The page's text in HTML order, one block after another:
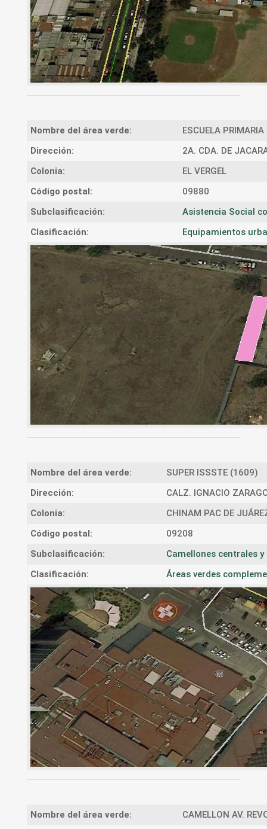
Nombre del área verde:
ESCUELA
Dirección:
2A. CDA. DE
Colonia:
EL VERGEL
Código postal:
09880
Subclasificación:
Asistencia Social
Clasificación:
Equipamientos
Nombre del área verde:
SUPER ISSSTE (1609)
Dirección:
CALZ. IGNACIO
Colonia:
CHINAM PAC DE
Código postal:
09208
Subclasificación:
Camellones centrales
Clasificación:
Áreas verdes
Nombre del área verde:
CAMELLON AV.